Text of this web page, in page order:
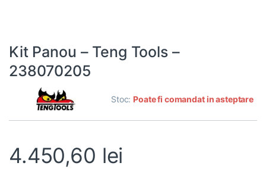
Kit Panou – Teng Tools –
238070205
Stoc: Poate fi comandat in asteptare
4.450,60 lei